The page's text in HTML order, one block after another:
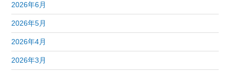
2026年6月
2026年5月
2026年4月
2026年3月